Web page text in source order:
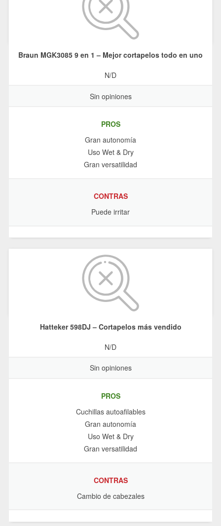
Braun MGK3085 9 en 1 – Mejor cortapelos todo en uno
N/D
Sin opiniones
PROS
Gran autonomía
Uso Wet & Dry
Gran versatilidad
CONTRAS
Puede irritar
Hatteker 598DJ – Cortapelos más vendido
N/D
Sin opiniones
PROS
Cuchillas autoafilables
Gran autonomía
Uso Wet & Dry
Gran versatilidad
CONTRAS
Cambio de cabezales